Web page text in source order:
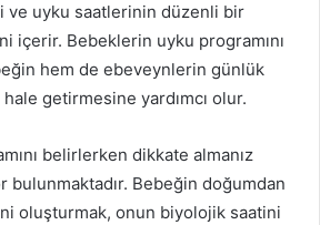
ve uyku saatlerinin düzenli bir
içerir. Bebeklerin uyku programını
hem de ebeveynlerin günlük
getirmesine yardımcı olur.
belirlerken dikkate almanız
bulunmaktadır. Bebeğin doğumdan
oluşturmak, onun biyolojik saatini